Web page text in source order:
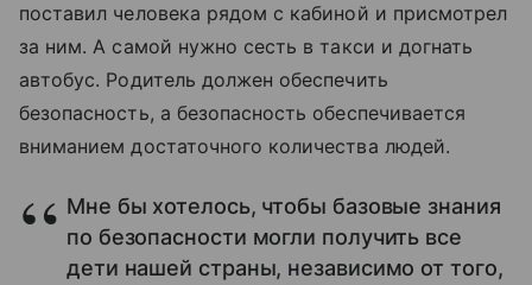
поставил человека рядом с кабиной и присмотрел
за ним. А самой нужно сесть в такси и догнать
автобус. Родитель должен обеспечить
безопасность, а безопасность обеспечивается
вниманием достаточного количества людей.
Мне бы хотелось, чтобы базовые знания
по безопасности могли получить все
дети нашей страны, независимо от того,